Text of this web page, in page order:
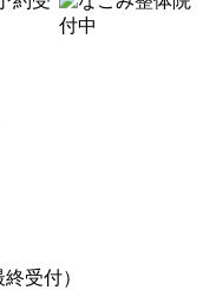
受付）